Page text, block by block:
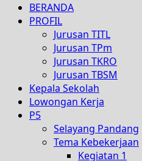
BERANDA
PROFIL
Jurusan TITL
Jurusan TPm
Jurusan TKRO
Jurusan TBSM
Kepala Sekolah
Lowongan Kerja
P5
Selayang Pandang
Tema Kebekerjaan
Kegiatan 1